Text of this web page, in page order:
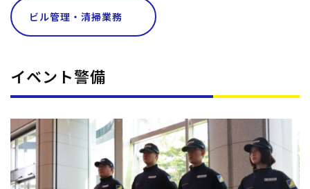
ビル管理・清掃業務
イベント警備